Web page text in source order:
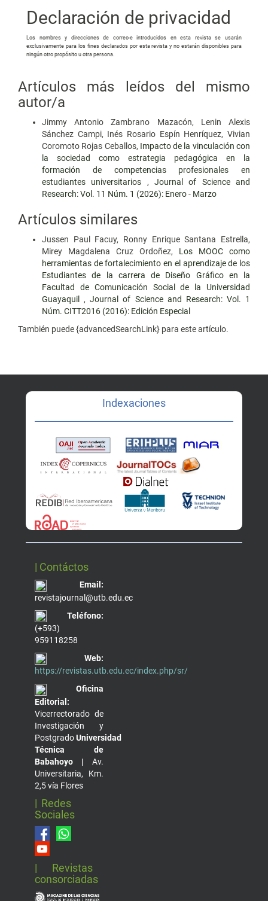
Declaración de privacidad
Los nombres y direcciones de correo-e introducidos en esta revista se usarán
exclusivamente para los fines declarados por esta revista y no estarán disponibles para
ningún otro propósito u otra persona.
Artículos más leídos del mismo
autor/a
Jimmy Antonio Zambrano Mazacón, Lenin Alexis
Sánchez Campi, Inés Rosario Espín Henríquez, Vivian
Coromoto Rojas Ceballos, Impacto de la vinculación con
la sociedad como estrategia pedagógica en la
formación de competencias profesionales en
estudiantes universitarios ,Journal of Science and
Research: Vol. 11 Núm. 1 (2026): Enero - Marzo
Artículos similares
Jussen Paul Facuy, Ronny Enrique Santana Estrella,
Mirey Magdalena Cruz Ordoñez, Los MOOC como
herramientas de fortalecimiento en el aprendizaje de los
Estudiantes de la carrera de Diseño Gráﬁco en la
Facultad de Comunicación Social de la Universidad
Guayaquil ,Journal of Science and Research: Vol. 1
Núm. CITT2016 (2016): Edición Especial
También puede {advancedSearchLink} para este artículo.
Indexaciones
| Contáctos
Email:
revistajournal@utb.edu.ec
Teléfono:
(+593)
959118258
Web:
https://revistas.utb.edu.ec/index.php/sr/
Oficina
Editorial:
Vicerrectorado de
Investigación y
PostgradoUniversidad
Técnica de
Babahoyo | Av.
Universitaria, Km.
2,5 vía Flores
| Redes
Sociales
| Revistas
consorciadas